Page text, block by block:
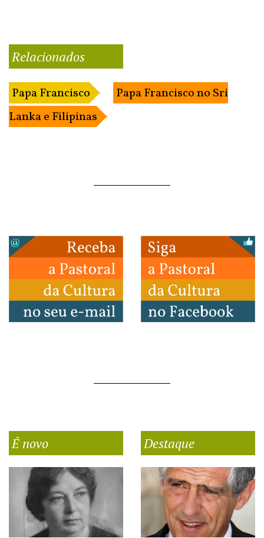
Relacionados
Papa Francisco
Papa Francisco no Sri
Lanka e Filipinas
É novo Destaque